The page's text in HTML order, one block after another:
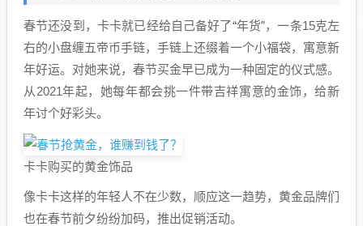
春节还没到，卡卡就已经给自己备好了“年货”，一条15克左
右的小盘缠五帝币手链，手链上还缀着一个小福袋，寓意新
年好运。对她来说，春节买金早已成为一种固定的仪式感。
从2021年起，她每年都会挑一件带吉祥寓意的金饰，给新
年讨个好彩头。
卡卡购买的黄金饰品
像卡卡这样的年轻人不在少数，顺应这一趋势，黄金品牌们
也在春节前夕纷纷加码，推出促销活动。